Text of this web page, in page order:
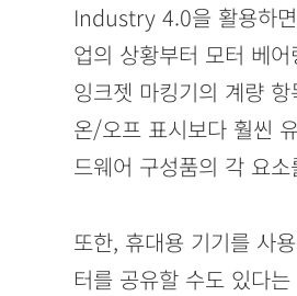
Industry 4.0을 활용하
업의 상황부터 모터 베
잉크젯 마킹기의 계량
온/오프 표시보다 훨씬
드웨어 구성품의 각 요
또한, 휴대용 기기를 사
터를 공유할 수도 있다